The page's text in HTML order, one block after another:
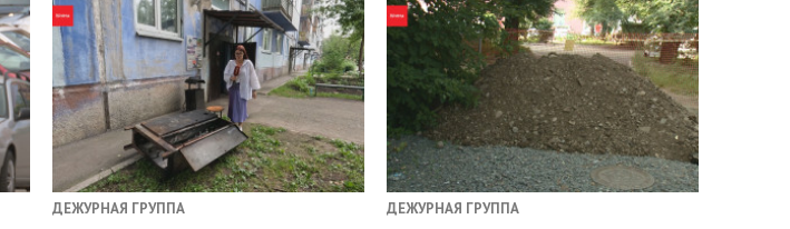
ДЕЖУРНАЯ ГРУППА ДЕЖУРНАЯ ГРУППА